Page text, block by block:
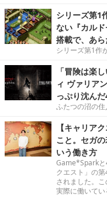
シリーズ第1
ない『カル
搭載で、あ
シリーズ第1作
「冒険は楽
ィ ヴァリア
っぷり沈ん
ふたつの沼の住
【キャリア
こと。セガ
いう働き方
Game*Sparkと
クエスト」の
されました。
実際に働いてい